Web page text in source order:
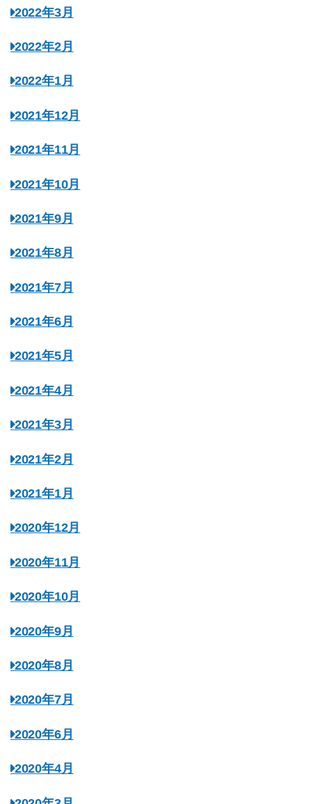
2022年3月
2022年2月
2022年1月
2021年12月
2021年11月
2021年10月
2021年9月
2021年8月
2021年7月
2021年6月
2021年5月
2021年4月
2021年3月
2021年2月
2021年1月
2020年12月
2020年11月
2020年10月
2020年9月
2020年8月
2020年7月
2020年6月
2020年4月